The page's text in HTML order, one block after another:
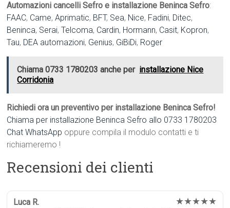
Automazioni cancelli Sefro e installazione Beninca Sefro:
FAAC, Came,Aprimatic, BFT, Sea, Nice, Fadini, Ditec,
Beninca, Serai,Telcoma, Cardin, Hormann, Casit, Kopron,
Tau, DEA automazioni, Genius, GiBiDi, Roger
Chiama 0733 1780203 anche per installazione Nice
Corridonia
Richiedi ora un preventivo per installazione Beninca Sefro!
Chiama per installazione Beninca Sefro allo 0733 1780203
Chat WhatsApp oppure compila il modulo contatti e ti
richiameremo !
Recensioni dei clienti
Luca R. ★★★★★